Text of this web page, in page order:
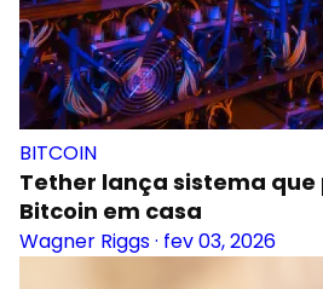
BITCOIN
Tether lança sistema
Bitcoin em casa
Wagner Riggs· fev 03, 2026